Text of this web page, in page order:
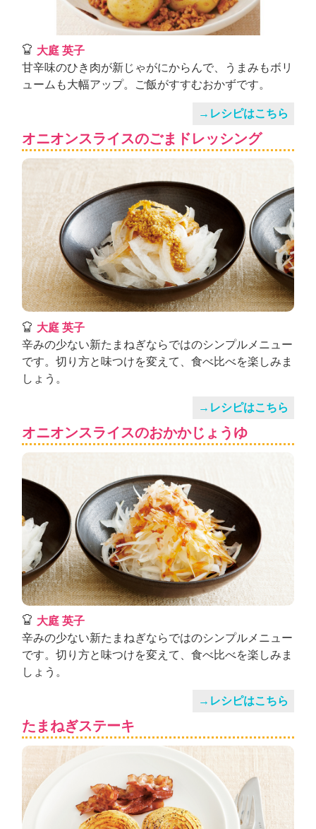
大庭 英子
甘辛味のひき肉が新じゃがにからんで、うまみもボリ
ュームも大幅アップ。ご飯がすすむおかずです。
→レシピはこちら
オニオンスライスのごまドレッシング
大庭 英子
辛みの少ない新たまねぎならではのシンプルメニュー
です。切り方と味つけを変えて、食べ比べを楽しみま
しょう。
→レシピはこちら
オニオンスライスのおかかじょうゆ
大庭 英子
辛みの少ない新たまねぎならではのシンプルメニュー
です。切り方と味つけを変えて、食べ比べを楽しみま
しょう。
→レシピはこちら
たまねぎステーキ